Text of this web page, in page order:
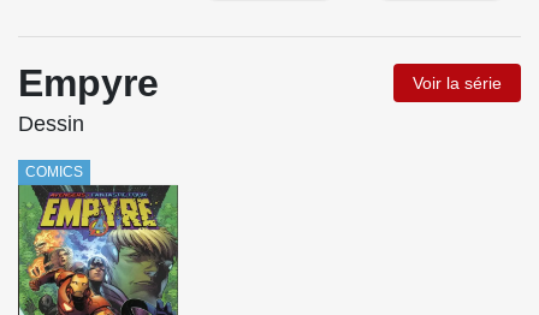
Empyre Voir la série
Dessin
COMICS